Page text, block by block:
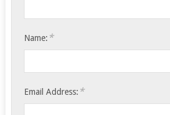
Name: *
Email Address: *